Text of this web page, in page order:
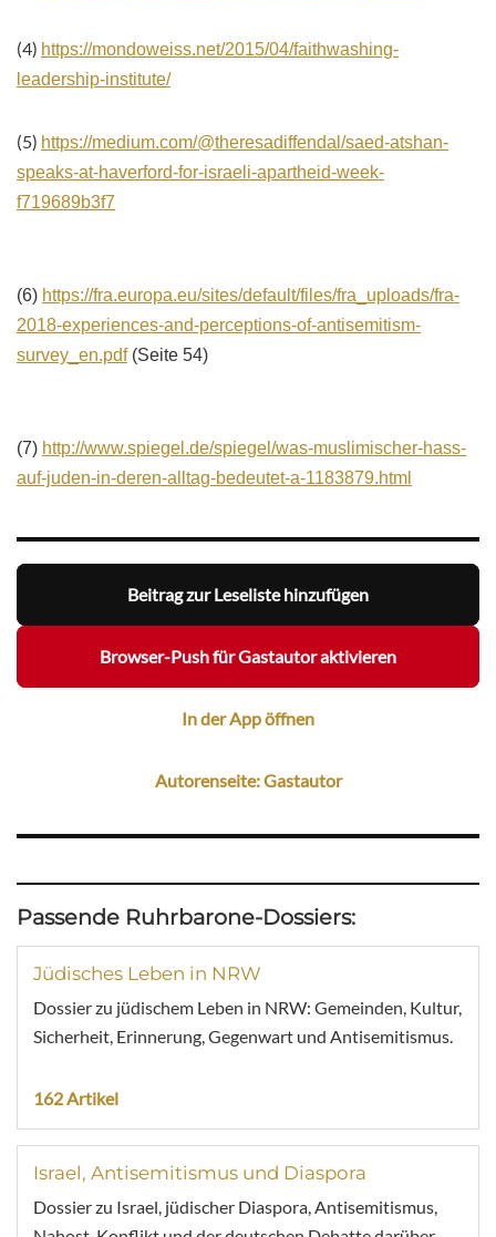
(4) https://mondoweiss.net/2015/04/faithwashing-
leadership-institute/
(5) https://medium.com/@theresadiffendal/saed-atshan-
speaks-at-haverford-for-israeli-apartheid-week-
f719689b3f7
(6) https://fra.europa.eu/sites/default/files/fra_uploads/fra-
2018-experiences-and-perceptions-of-antisemitism-
survey_en.pdf(Seite 54)
(7) http://www.spiegel.de/spiegel/was-muslimischer-hass-
auf-juden-in-deren-alltag-bedeutet-a-1183879.html
Beitrag zur Leseliste hinzufügen
Browser-Push für Gastautor aktivieren
In der App öffnen
Autorenseite: Gastautor
Passende Ruhrbarone-Dossiers:
Jüdisches Leben in NRW
Dossier zu jüdischem Leben in NRW: Gemeinden, Kultur,
Sicherheit, Erinnerung, Gegenwart und Antisemitismus.
162 Artikel
Israel, Antisemitismus und Diaspora
Dossier zu Israel, jüdischer Diaspora, Antisemitismus,